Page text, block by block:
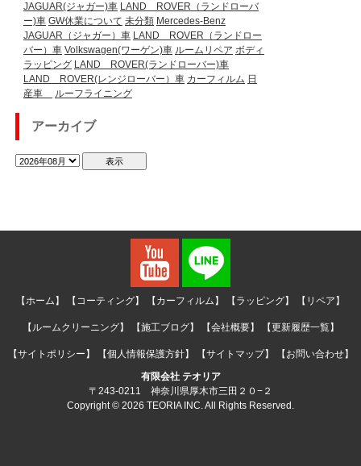
JAGUAR(ジャガー)車 LAND ROVER（ランドローバ
ー)車 GW休業について 未分類 Mercedes-Benz
JAGUAR（ジャガー）車 LAND ROVER（ランドロー
バー）車 Volkswagen(ワーゲン)車 ルームリペア ボディ
ラッピング LAND ROVER(ランドローバー)車
LAND ROVER(レンジローバー）車 カーフィルム 日
産車
ルーフライニング
アーカイブ
【ホーム】 【コーティング】 【カーフィルム】 【ラッピング】 【リペア】
【ルームクリーニング】 【施工ブログ】 【会社概要】 【更新履歴一覧】
【サイトポリシー】 【個人情報保護方針】 【サイトマップ】
【お問い合わせ】
有限会社 テオリア
〒243-0211 神奈川県厚木市三田２０−２
Copyright © 2026 TEORIA INC. All Rights Reserved.